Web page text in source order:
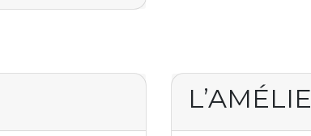
L’AMÉLIE